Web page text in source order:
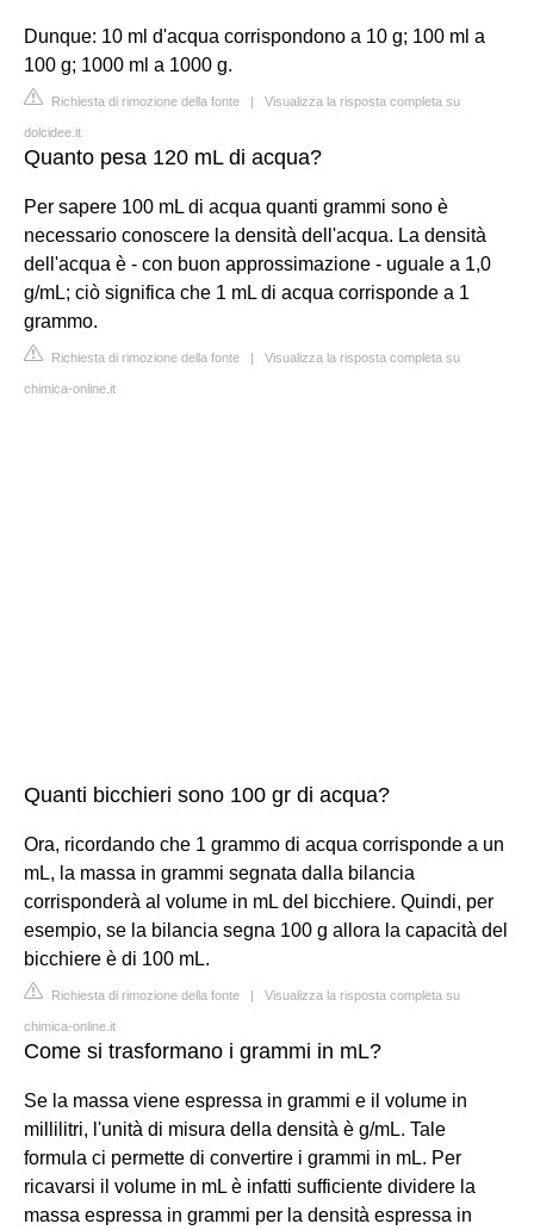
Dunque: 10 ml d'acqua corrispondono a 10 g; 100 ml a
100 g; 1000 ml a 1000 g.
Richiesta di rimozione della fonte | Visualizza la risposta completa su
dolcidee.it
Quanto pesa 120 mL di acqua?
Per sapere 100 mL di acqua quanti grammi sono è
necessario conoscere la densità dell'acqua. La densità
dell'acqua è - con buon approssimazione - uguale a 1,0
g/mL; ciò significa che 1 mL di acqua corrisponde a 1
grammo.
Richiesta di rimozione della fonte | Visualizza la risposta completa su
chimica-online.it
Quanti bicchieri sono 100 gr di acqua?
Ora, ricordando che 1 grammo di acqua corrisponde a un
mL, la massa in grammi segnata dalla bilancia
corrisponderà al volume in mL del bicchiere. Quindi, per
esempio, se la bilancia segna 100 g allora la capacità del
bicchiere è di 100 mL.
Richiesta di rimozione della fonte | Visualizza la risposta completa su
chimica-online.it
Come si trasformano i grammi in mL?
Se la massa viene espressa in grammi e il volume in
millilitri, l'unità di misura della densità è g/mL. Tale
formula ci permette di convertire i grammi in mL. Per
ricavarsi il volume in mL è infatti sufficiente dividere la
massa espressa in grammi per la densità espressa in